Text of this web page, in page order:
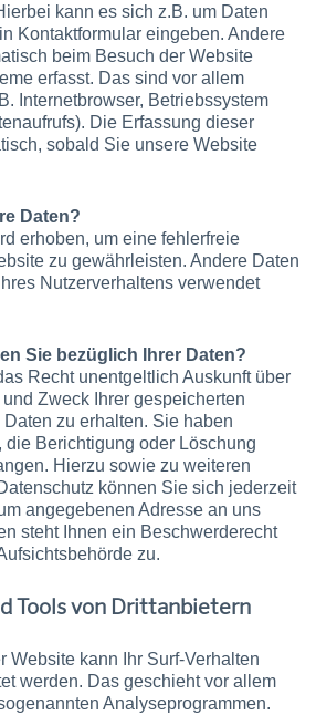
kann es sich z.B. um Daten
Kontaktformular eingeben. Andere
beim Besuch der Website
erfasst. Das sind vor allem
Internetbrowser, Betriebssystem
Die Erfassung dieser
sobald Sie unsere Website
Daten?
erhoben, um eine fehlerfreie
zu gewährleisten. Andere Daten
Nutzerverhaltens verwendet
Sie bezüglich Ihrer Daten?
Recht unentgeltlich Auskunft über
Zweck Ihrer gespeicherten
zu erhalten. Sie haben
Berichtigung oder Löschung
Hierzu sowie zu weiteren
können Sie sich jederzeit
angegebenen Adresse an uns
steht Ihnen ein Beschwerderecht
zu.
Tools von Drittanbietern
Website kann Ihr Surf-Verhalten
werden. Das geschieht vor allem
Analyseprogrammen.